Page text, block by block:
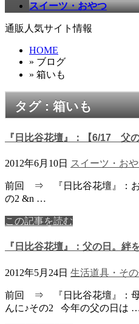
スイーツ・おやつ
通販人気サイト情報
HOME
» ブログ
» 箱いも
タグ : 箱いも
『日比谷花壇』：【6/17 父
2012年6月10日 スイーツ・お
前回 ⇒ 『日比谷花壇』：お
の2 &n …
この記事を読む
『日比谷花壇』：父の日。絆
2012年5月24日 生活道具・そ
前回 ⇒ 『日比谷花壇』：母
んに♪その2 今年の父の日は